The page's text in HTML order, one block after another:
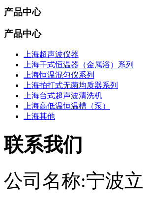
产品中心
产品中心
上海超声波仪器
上海干式恒温器（金属浴）系列
上海恒温混匀仪系列
上海拍打式无菌均质器系列
上海台式超声波清洗机
上海高低温恒温槽（泵）
上海其他
联系我们
公司名称:宁波